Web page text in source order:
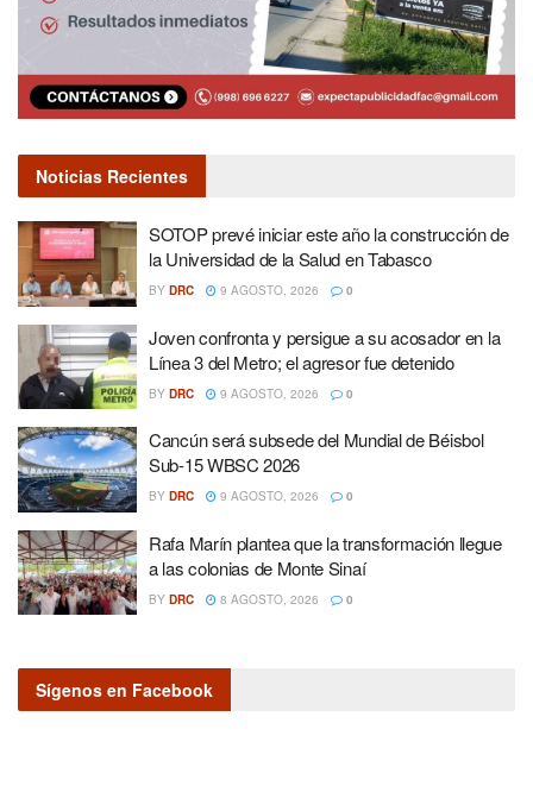
Noticias Recientes
SOTOP prevé iniciar este año la construcción de
la Universidad de la Salud en Tabasco
BY DRC 9 AGOSTO, 2026 0
Joven confronta y persigue a su acosador en la
Línea 3 del Metro; el agresor fue detenido
BY DRC 9 AGOSTO, 2026 0
Cancún será subsede del Mundial de Béisbol
Sub-15 WBSC 2026
BY DRC 9 AGOSTO, 2026 0
Rafa Marín plantea que la transformación llegue
a las colonias de Monte Sinaí
BY DRC 8 AGOSTO, 2026 0
Sígenos en Facebook